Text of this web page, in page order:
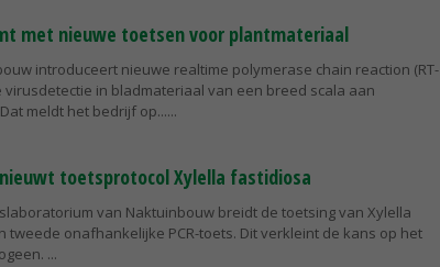
met nieuwe toetsen voor plantmateriaal
introduceert nieuwe realtime polymerase chain reaction (RT-
virusdetectie in bladmateriaal van een breed scala aan
meldt het bedrijf op...
toetsprotocol Xylella fastidiosa
van Naktuinbouw breidt de toetsing van Xylella
tweede onafhankelijke PCR-toets. Dit verkleint de kans op het